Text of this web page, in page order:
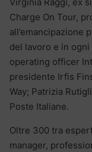
Charge On Tour,
all’emancipazione
del lavoro e in
operating officer
presidente Irfis
Way; Patrizia
Poste Italiane.
Oltre 300 tra
manager,